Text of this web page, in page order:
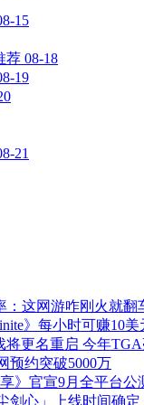
15
08-18
19
21
：这网游咋刚火就翻
》每小时可赚10美
将更名重启 今年
预约突破5000万
》官宣9月全平台公
剑心」上线时间确定